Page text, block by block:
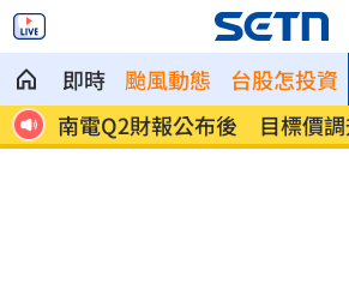
即時 颱風動態 台股怎投資
特
南電Q2財報公布後 目標價